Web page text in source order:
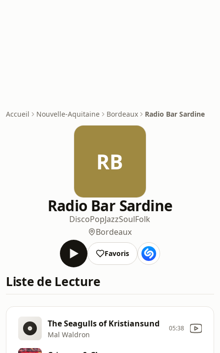
Accueil Nouvelle-Aquitaine Bordeaux Radio Bar Sardine
RB
Radio Bar Sardine
DiscoPopJazzSoulFolk
Bordeaux
Favoris
Liste de Lecture
The Seagulls of Kristiansund
Mal Waldron
05:38